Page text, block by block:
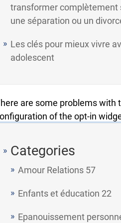
transformer complètement
une séparation ou un
Les clés pour mieux vivre
adolescent
are some problems with
of the opt-in
Categories
Amour Relations 57
Enfants et éducation 22
Epanouissement